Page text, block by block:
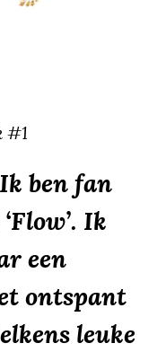
#1
ben fan
Ik
een
ontspant
leuke